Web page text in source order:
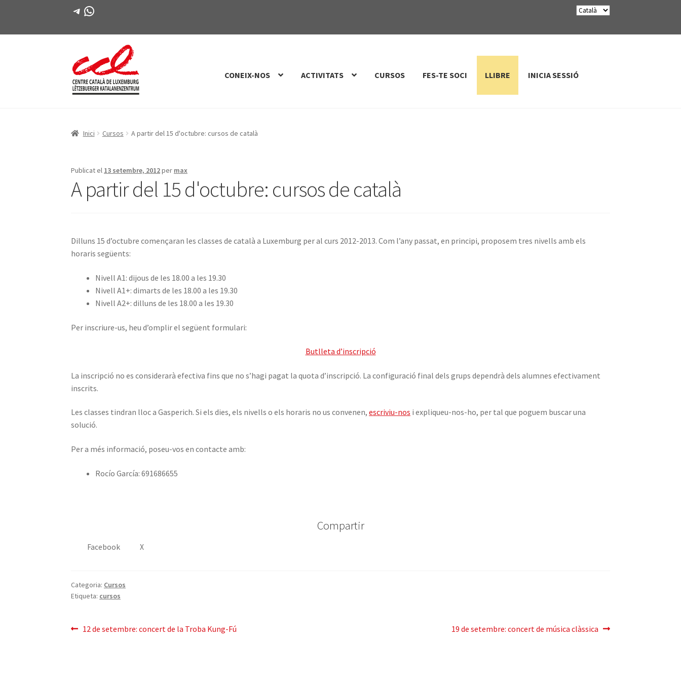
Telegram
WhatsApp
Salta
a
Vés
al
CONEIX-NOS ACTIVITATS CURSOS FES-TE SOCI LLIBRE INICIA SESSIÓ
Inici Cursos A partir del 15 d'octubre: cursos de català
Publicat el 13 setembre, 2012per max
A partir del 15 d'octubre: cursos de català
Dilluns 15 d’octubre començaran les classes de català a Luxemburg per al curs 2012-2013. Com l’any passat, en principi, proposem tres nivells amb els
horaris següents:
Nivell A1: dijous de les 18.00 a les 19.30
Nivell A1+: dimarts de les 18.00 a les 19.30
Nivell A2+: dilluns de les 18.00 a les 19.30
Per inscriure-us, heu d’omplir el següent formulari:
Butlleta d’inscripció
La inscripció no es considerarà efectiva fins que no s’hagi pagat la quota d’inscripció. La configuració final dels grups dependrà dels alumnes efectivament
inscrits.
Les classes tindran lloc a Gasperich. Si els dies, els nivells o els horaris no us convenen,escriviu-nos i expliqueu-nos-ho, per tal que poguem buscar una
solució.
Per a més informació, poseu-vos en contacte amb:
Rocío García: 691686655
Compartir
Facebook X
Categoria: Cursos
Etiqueta: cursos
Navegació
Entrada
12 de setembre: concert de la Troba Kung-Fú
Pròxima
19 de setembre: concert de música clàssica